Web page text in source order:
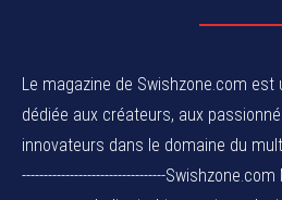
Le magazine de Swishzone.com
dédiée aux créateurs, aux
innovateurs dans le domaine du
---------------------------------